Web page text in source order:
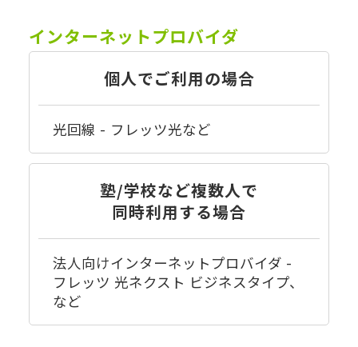
インターネットプロバイダ
個人でご利用の場合
光回線 - フレッツ光など
塾/学校など複数人で
同時利用する場合
法人向けインターネットプロバイダ -
フレッツ 光ネクスト ビジネスタイプ、
など